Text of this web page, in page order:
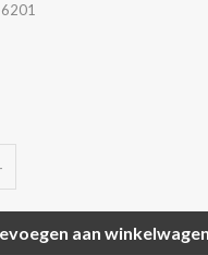
aan winkelwagen